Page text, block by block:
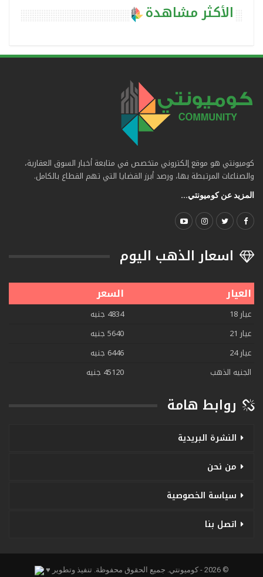
الأكثر مشاهدة
كوميونتي هو موقع إلكتروني متخصص في متابعة أخبار السوق العقارية،
والصناعات المرتبطة بها، ورصد أبرز القضايا التي تهم القطاع بالكامل.
المزيد عن كوميونتي...
اسعار الذهب اليوم
العيار السعر
عيار 18
4834 جنيه
عيار 21
5640 جنيه
عيار 24
6446 جنيه
الجنيه الذهب
45120 جنيه
روابط هامة
النشرة البريدية
من نحن
سياسة الخصوصية
اتصل بنا
© 2026 - كوميونتي. جميع الحقوق محفوظة. تنفيذ وتطوير ♥